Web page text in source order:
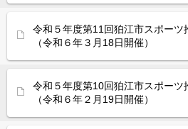
令和５年度第11回狛江市スポーツ
（令和６年３月18日開催）
令和５年度第10回狛江市スポーツ
（令和６年２月19日開催）